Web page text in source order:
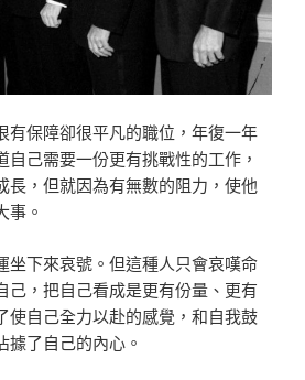
有保障卻很平凡的職位，年復一年
己需要一份更有挑戰性的工作，
長，但就因為有無數的阻力，使他
事。
坐下來哀號。但這種人只會哀嘆命
己，把自己看成是更有份量、更有
使自己全力以赴的感覺，和自我鼓
據了自己的內心。